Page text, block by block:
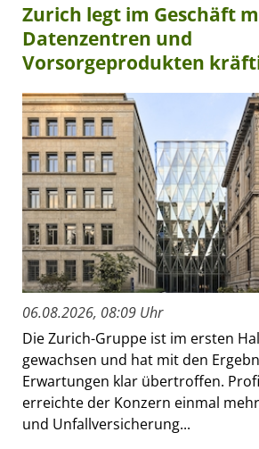
Zurich legt im Geschäft
Datenzentren und
Vorsorgeprodukten
06.08.2026, 08:09 Uhr
Die Zurich-Gruppe ist im ersten
gewachsen und hat mit den
Erwartungen klar übertroffen.
erreichte der Konzern einmal
und Unfallversicherung...